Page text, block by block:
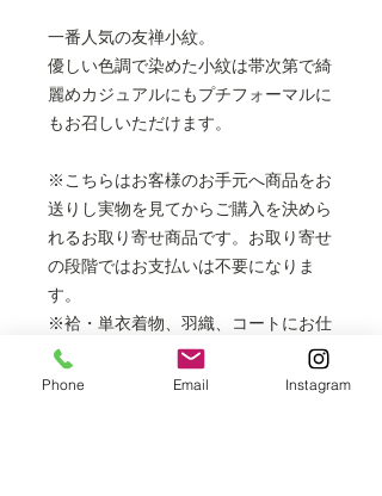
一番人気の友禅小紋。
優しい色調で染めた小紋は帯次第で綺
麗めカジュアルにもプチフォーマルに
もお召しいただけます。
※こちらはお客様のお手元へ商品をお
送りし実物を見てからご購入を決めら
れるお取り寄せ商品です。お取り寄せ
の段階ではお支払いは不要になりま
す。
※袷・単衣着物、羽織、コートにお仕
立てできます。
フルレングスの長コートは表示価格
Phone Email Instagram